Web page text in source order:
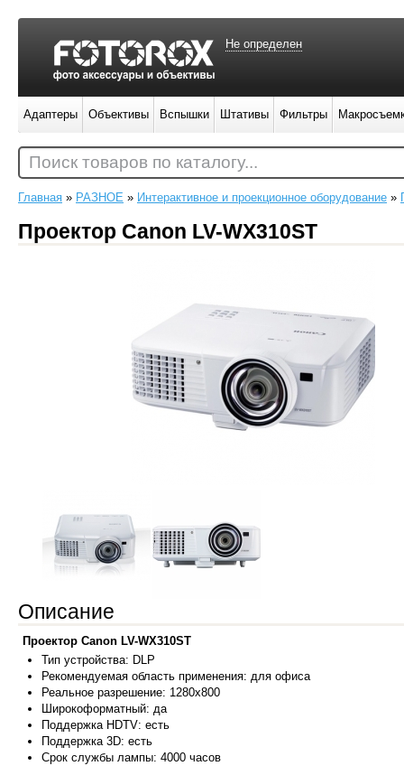
Главная » РАЗНОЕ » Интерактивное и проекционное оборудование »
Проектор Canon LV-WX310ST
Описание
Проектор Canon LV-WX310ST
Тип устройства: DLP
Рекомендуемая область применения: для офиса
Реальное разрешение: 1280x800
Широкоформатный: да
Поддержка HDTV: есть
Поддержка 3D: есть
Срок службы лампы: 4000 часов
Не определен
Адаптеры Объективы Вспышки Штативы Фильтры
Поиск товаров по каталогу...